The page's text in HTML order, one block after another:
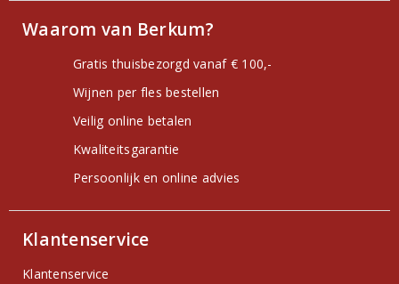
Waarom van Berkum?
Gratis thuisbezorgd vanaf € 100,-
Wijnen per fles bestellen
Veilig online betalen
Kwaliteitsgarantie
Persoonlijk en online advies
Klantenservice
Klantenservice